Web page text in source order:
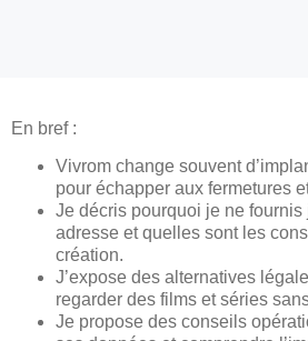
En bref :
Vivrom change souvent
pour échapper aux fermetures
Je décris pourquoi je ne
adresse et quelles sont les
création.
J’expose des alternatives
regarder des films et séries
Je propose des conseils